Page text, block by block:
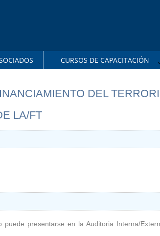
CURSOS DE CAPACITACIÓN
DEL
LA/FT
presentarse en la Auditoria Interna/